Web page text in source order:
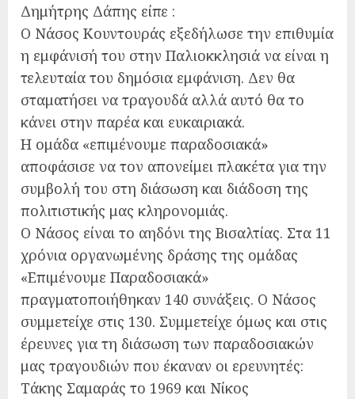
Δημήτρης Δάπης είπε :
Ο Νάσος Κουντουράς εξεδήλωσε την επιθυμία
η εμφάνισή του στην Παλιοκκλησιά να είναι η
τελευταία του δημόσια εμφάνιση. Δεν θα
σταματήσει να τραγουδά αλλά αυτό θα το
κάνει στην παρέα και ευκαιριακά.
Η ομάδα «επιμένουμε παραδοσιακά»
αποφάσισε να τον απονείμει πλακέτα για την
συμβολή του στη διάσωση και διάδοση της
πολιτιστικής μας κληρονομιάς.
Ο Νάσος είναι το αηδόνι της Βισαλτίας. Στα 11
χρόνια οργανωμένης δράσης της ομάδας
«Επιμένουμε Παραδοσιακά»
πραγματοποιήθηκαν 140 συνάξεις. Ο Νάσος
συμμετείχε στις 130. Συμμετείχε όμως και στις
έρευνες για τη διάσωση των παραδοσιακών
μας τραγουδιών που έκαναν οι ερευνητές:
Τάκης Σαμαράς το 1969 και Νίκος